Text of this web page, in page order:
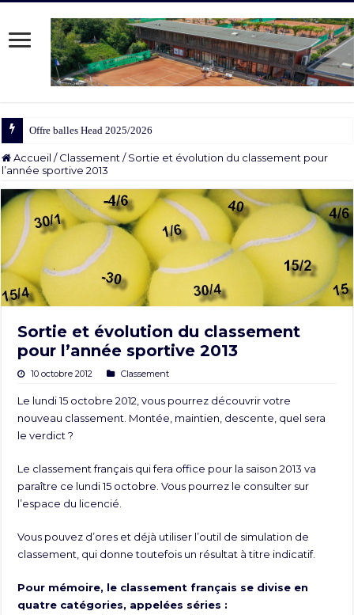
Offre balles Head 2025/2026
Accueil / Classement / Sortie et évolution du classement pour
l’année sportive 2013
Sortie et évolution du classement
pour l’année sportive 2013
10 octobre 2012 Classement
Le lundi 15 octobre 2012, vous pourrez découvrir votre
nouveau classement. Montée, maintien, descente, quel sera
le verdict ?
Le classement français qui fera office pour la saison 2013 va
paraître ce lundi 15 octobre. Vous pourrez le consulter sur
l’espace du licencié.
Vous pouvez d’ores et déjà utiliser l’outil de simulation de
classement, qui donne toutefois un résultat à titre indicatif.
Pour mémoire, le classement français se divise en
quatre catégories, appelées séries :